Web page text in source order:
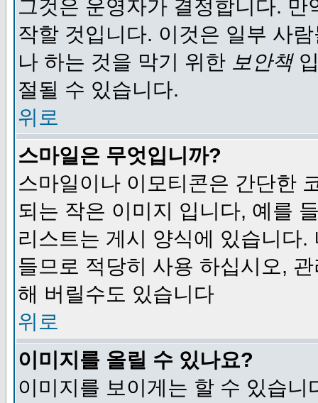
그것은 운영자가 결정합니다.
작할 것입니다. 이것은 일부 사
나 하는 것을 막기 위한 보안책
절될 수 있습니다.
위로
스마일은 무엇입니까?
스마일이나 이모티콘은 간단한
되는 작은 이미지 입니다, 예를
리스트는 게시 양식에 있습니다
들므로 적당히 사용 하십시오,
해 버릴수도 있습니다
위로
이미지를 올릴 수 있나요?
이미지를 보이게는 할 수 있습